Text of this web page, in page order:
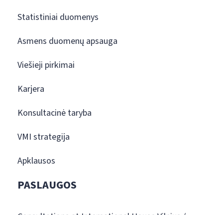
Statistiniai duomenys
Asmens duomenų apsauga
Viešieji pirkimai
Karjera
Konsultacinė taryba
VMI strategija
Apklausos
PASLAUGOS